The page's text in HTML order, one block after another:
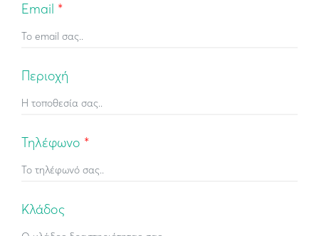
Email *
Περιοχή
Τηλέφωνο *
Κλάδος